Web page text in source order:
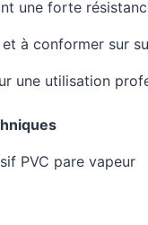
une forte
à conformer sur
une utilisation
PVC pare vapeur